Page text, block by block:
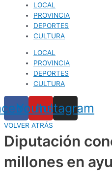
LOCAL
PROVINCIA
DEPORTES
CULTURA
LOCAL
PROVINCIA
DEPORTES
CULTURA
Youtube
Instagram
VOLVER ATRÁS
Diputación
millones en